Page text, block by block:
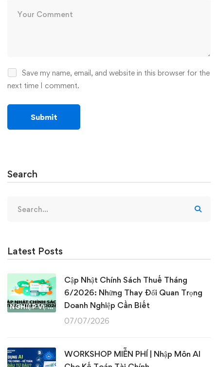
Save my name, email, and website in this browser for the
next time I comment.
Search
for:
Latest Posts
NGHIỆP VỤ KẾ TOÁN & THUẾ
Cập Nhật Chính Sách Thuế Tháng
6/2026: Những Thay Đổi Quan Trọng
Doanh Nghiệp Cần Biết
07/07/2026
WORKSHOP MIỄN PHÍ | Nhập Môn AI